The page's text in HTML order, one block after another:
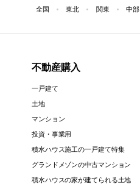
全国 東北 関東 中部
不動産購入
一戸建て
土地
マンション
投資・事業用
積水ハウス施工の一戸建て特集
グランドメゾンの中古マンション
積水ハウスの家が建てられる土地